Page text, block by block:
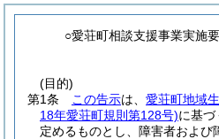
○愛荘町相談支援事業実施
(目的)
第1条
この告示は、 愛荘町地域
18年愛荘町規則第128号)に基づ
定めるものとし、障害者および